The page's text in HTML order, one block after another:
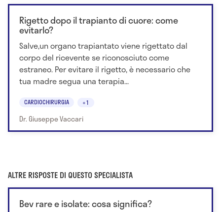
Rigetto dopo il trapianto di cuore: come
evitarlo?
Salve,un organo trapiantato viene rigettato dal
corpo del ricevente se riconosciuto come
estraneo. Per evitare il rigetto, è necessario che
tua madre segua una terapia...
CARDIOCHIRURGIA +1
Dr. Giuseppe Vaccari
ALTRE RISPOSTE DI QUESTO SPECIALISTA
Bev rare e isolate: cosa significa?